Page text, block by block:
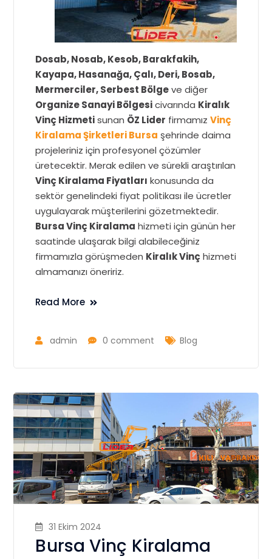
Dosab, Nosab, Kesob, Barakfakih,
Kayapa, Hasanağa, Çalı, Deri, Bosab,
Mermerciler, Serbest Bölgeve diğer
Organize Sanayi Bölgesicivarında Kiralık
Vinç Hizmetisunan ÖZ Lider firmamızVinç
Kiralama Şirketleri Bursa şehrinde daima
projeleriniz için profesyonel çözümler
üretecektir. Merak edilen ve sürekli araştırılan
Vinç Kiralama Fiyatları konusunda da
sektör genelindeki fiyat politikası ile ücretler
uygulayarak müşterilerini gözetmektedir.
Bursa Vinç Kiralama hizmeti için günün her
saatinde ulaşarak bilgi alabileceğiniz
firmamızla görüşmeden Kiralık Vinçhizmeti
almamanızı öneririz.
Read More
admin 0 comment Blog
31 Ekim 2024
Bursa Vinç Kiralama